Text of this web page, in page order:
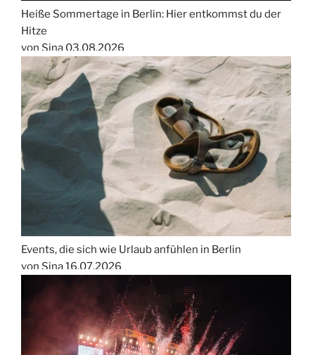
Heiße Sommertage in Berlin: Hier entkommst du der
Hitze
von Sina 03.08.2026
Events, die sich wie Urlaub anfühlen in Berlin
von Sina16.07.2026